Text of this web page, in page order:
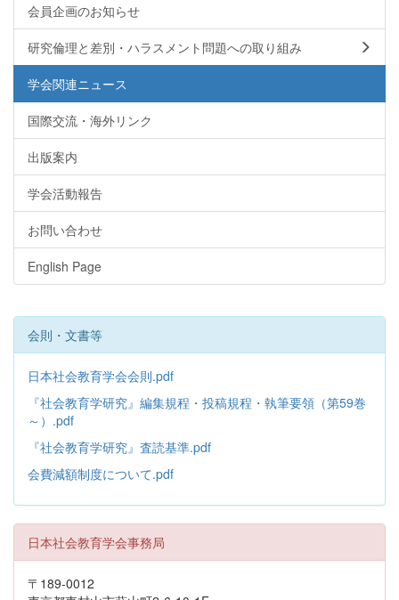
会員企画のお知らせ
研究倫理と差別・ハラスメント問題への取り組み
学会関連ニュース
国際交流・海外リンク
出版案内
学会活動報告
お問い合わせ
English Page
会則・文書等
日本社会教育学会会則.pdf
『社会教育学研究』編集規程・投稿規程・執筆要領（第59巻
～）.pdf
『社会教育学研究』査読基準.pdf
会費減額制度について.pdf
日本社会教育学会事務局
〒189-0012